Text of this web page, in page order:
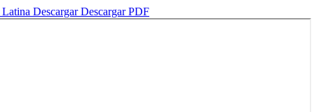
Latina DescargarDescargar PDF